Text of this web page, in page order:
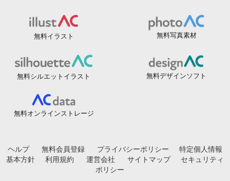
無料イラスト 無料写真素材
無料シルエットイラスト 無料デザインソフト
無料オンラインストレージ
ヘルプ 無料会員登録 プライバシーポリシー
特定個人情報
基本方針
利用規約 運営会社 サイトマップ
セキュリティ
ポリシー